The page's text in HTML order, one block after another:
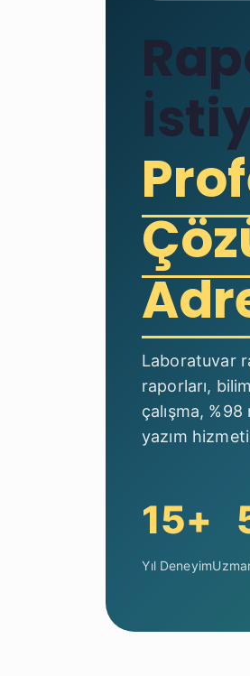
Laboratuvar
raporları,
çalışma,
yazım
15+
Yıl Deneyim